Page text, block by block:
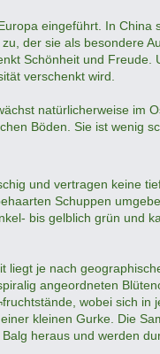
eingeführt. In China
der sie als besondere
Schönheit und
verschenkt wird.
natürlicherweise im
Böden. Sie ist wenig
und vertragen keine
Schuppen
bis gelblich grün und
je nach
angeordneten
wobei sich in
kleinen Gurke. Die
heraus und werden